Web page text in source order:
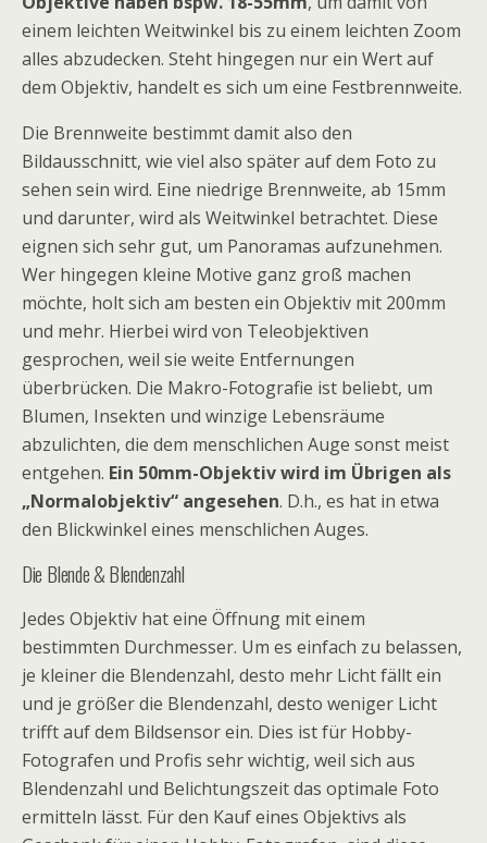
einem leichten Weitwinkel bis zu einem leichten Zoom
alles abzudecken. Steht hingegen nur ein Wert auf
dem Objektiv, handelt es sich um eine Festbrennweite.
Die Brennweite bestimmt damit also den
Bildausschnitt, wie viel also später auf dem Foto zu
sehen sein wird. Eine niedrige Brennweite, ab 15mm
und darunter, wird als Weitwinkel betrachtet. Diese
eignen sich sehr gut, um Panoramas aufzunehmen.
Wer hingegen kleine Motive ganz groß machen
möchte, holt sich am besten ein Objektiv mit 200mm
und mehr. Hierbei wird von Teleobjektiven
gesprochen, weil sie weite Entfernungen
überbrücken. Die Makro-Fotografie ist beliebt, um
Blumen, Insekten und winzige Lebensräume
abzulichten, die dem menschlichen Auge sonst meist
entgehen. Ein 50mm-Objektiv wird im Übrigen als
„Normalobjektiv“ angesehen. D.h., es hat in etwa
den Blickwinkel eines menschlichen Auges.
Die Blende & Blendenzahl
Jedes Objektiv hat eine Öffnung mit einem
bestimmten Durchmesser. Um es einfach zu belassen,
je kleiner die Blendenzahl, desto mehr Licht fällt ein
und je größer die Blendenzahl, desto weniger Licht
trifft auf dem Bildsensor ein. Dies ist für Hobby-
Fotografen und Profis sehr wichtig, weil sich aus
Blendenzahl und Belichtungszeit das optimale Foto
ermitteln lässt. Für den Kauf eines Objektivs als